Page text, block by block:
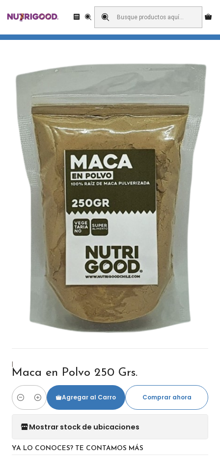
Maca en Polvo 250 Grs.
|
Maca en Polvo 250 Grs.
Cantidad
Agregar al Carro Comprar ahora
Mostrar stock de ubicaciones
YA LO CONOCES? TE CONTAMOS MÁS